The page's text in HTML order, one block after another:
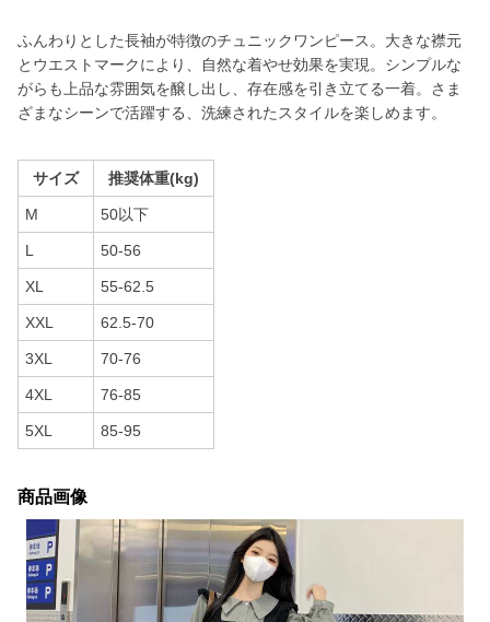
ふんわりとした長袖が特徴のチュニックワンピース。大きな襟元
とウエストマークにより、自然な着やせ効果を実現。シンプルな
がらも上品な雰囲気を醸し出し、存在感を引き立てる一着。さま
ざまなシーンで活躍する、洗練されたスタイルを楽しめます。
サイズ 推奨体重(kg)
M 50以下
L 50-56
XL 55-62.5
XXL 62.5-70
3XL 70-76
4XL 76-85
5XL 85-95
商品画像